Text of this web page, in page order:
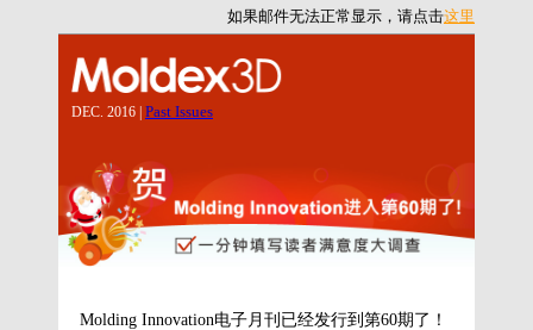
如果邮件无法正常显示，请点击这里
DEC. 2016 | Past Issues
Molding Innovation电子月刊已经发行到第60期了！